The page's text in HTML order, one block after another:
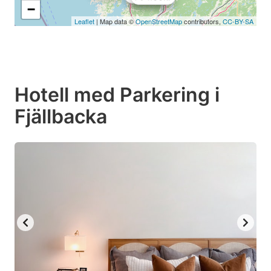
−
Leaflet | Map data ©OpenStreetMapcontributors, CC-BY-SA
Hotell med Parkering i
Fjällbacka